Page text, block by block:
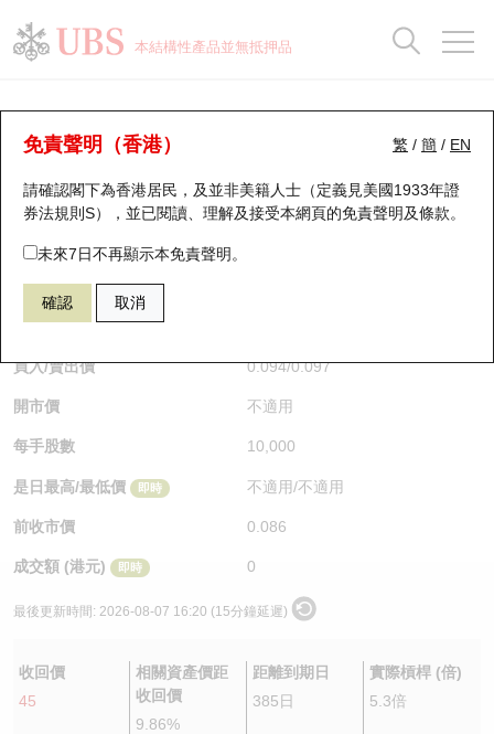
本結構性產品並無抵押品
繁 / 簡 / EN
免責聲明（香港）
請確認閣下為香港居民，及並非美籍人士（定義見美國1933年證
券法規則S），並已閱讀、理解及接受本網頁的免責聲明及條款。
未來7日不再顯示本免責聲明。
確認 取消
牛熊證分析儀
表現 街貨統計 比較
59435 瑞銀牛證 2015 理想汽車－Ｗ
$0.094 0.008
買入/賣出價 0.094/0.097
開市價 不適用
每手股數 10,000
是日最高/最低價 即時 不適用/不適用
前收市價 0.086
成交額 (港元) 即時 0
最後更新時間: 2026-08-07 16:20 (15分鐘延遲)
收回價
45
相關資產價距
收回價
9.86%
距離到期日
385日
實際槓桿 (倍)
5.3倍
瑞銀認股證一覽
新發行瑞銀認股證
即將到期認股證
認股證到期結算價查詢
認股證分析儀
認股證速算機
認股證/牛熊證日誌
認股證文件及公告
街貨統計
比較
牛熊全景快搜
牛熊證搜尋
牛熊證街貨分佈圖
正股牛熊證列表
新發行瑞銀牛熊證
已收回牛熊證剩餘價值
牛熊證到期結算價查詢
牛熊證分析儀
牛熊證文件及公告
街貨統計
比較
十大升幅/跌幅
十大認股證成交分佈
十天股證佔大市成交
資金流
街貨統計
三十大平均引伸波幅
正股分析儀
二十大活躍股份
恒指成份股
國指成份股
科指成份股
相關資產沽空
中資ETFs溢價比較
AH 股價對照
持股比重
顯示所有持股比重
每月輪證大市專題
輪證專欄
講座及教育短片
認股證投資者教育
牛熊證投資者教育
認股證牛熊證常問問題